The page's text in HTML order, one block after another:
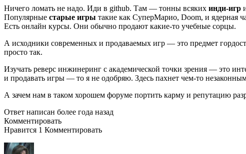
Ничего ломать не надо. Иди в github. Там — тонны всяких инди-игр
Популярные старые игры такие как СуперМарио, Doom, и ядерная
Есть онлайн курсы. Они обычно продают какие-то учебные сорцы.
А исходники современных и продаваемых игр — это предмет
просто так.
Изучать реверс инжинеринг с академической точки зрения — это
и продавать игры — то я не одобряю. Здесь пахнет чем-то
А зачем нам в таком хорошем форуме портить карму и репутацию
Ответ написан более года назад
Комментировать
Нравится 1 Комментировать